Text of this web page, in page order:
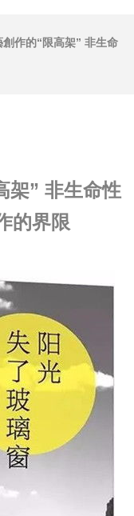
創作的“限高架” 非生命
架” 非生命性
的界限